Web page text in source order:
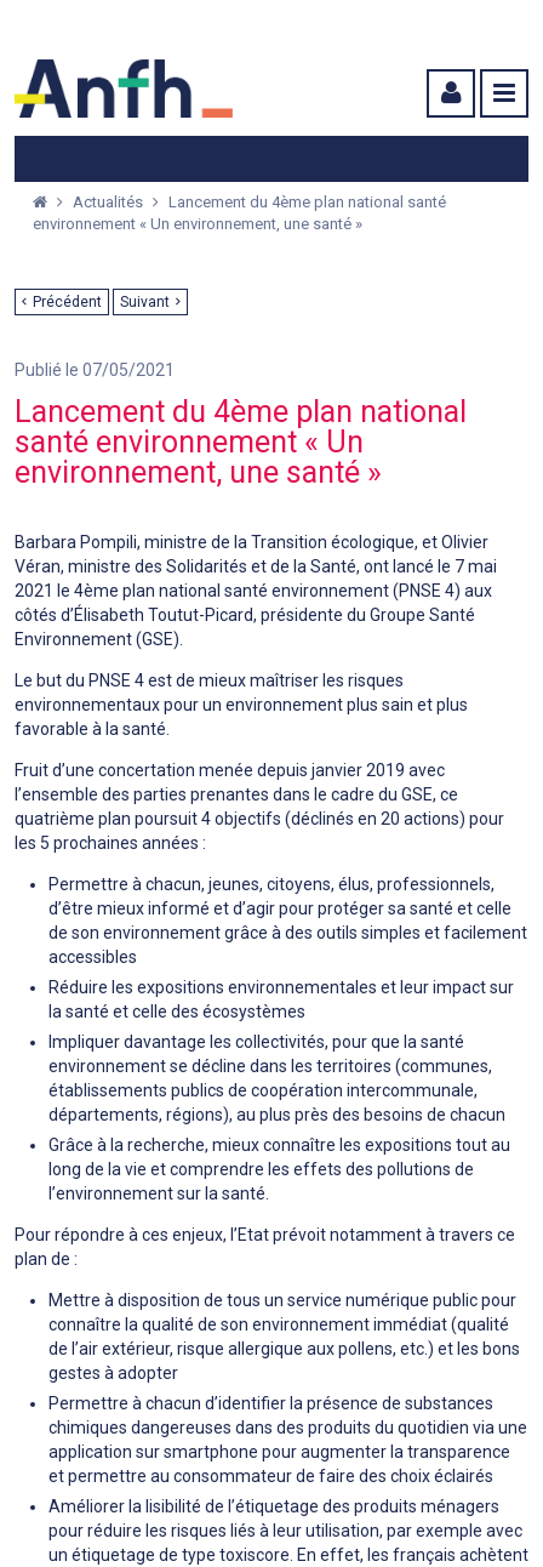
Actualités
Lancement du 4ème plan national santé
environnement « Un environnement, une santé »
Précédent Suivant
Publié le 07/05/2021
Lancement du 4ème plan national
santé environnement « Un
environnement, une santé »
Barbara Pompili, ministre de la Transition écologique, et Olivier
Véran, ministre des Solidarités et de la Santé, ont lancé le 7 mai
2021 le 4ème plan national santé environnement (PNSE 4) aux
côtés d’Élisabeth Toutut-Picard, présidente du Groupe Santé
Environnement (GSE).
Le but du PNSE 4 est de mieux maîtriser les risques
environnementaux pour un environnement plus sain et plus
favorable à la santé.
Fruit d’une concertation menée depuis janvier 2019 avec
l’ensemble des parties prenantes dans le cadre du GSE, ce
quatrième plan poursuit 4 objectifs (déclinés en 20 actions) pour
les 5 prochaines années :
Permettre à chacun, jeunes, citoyens, élus, professionnels,
d’être mieux informé et d’agir pour protéger sa santé et celle
de son environnement grâce à des outils simples et facilement
accessibles
Réduire les expositions environnementales et leur impact sur
la santé et celle des écosystèmes
Impliquer davantage les collectivités, pour que la santé
environnement se décline dans les territoires (communes,
établissements publics de coopération intercommunale,
départements, régions), au plus près des besoins de chacun
Grâce à la recherche, mieux connaître les expositions tout au
long de la vie et comprendre les effets des pollutions de
l’environnement sur la santé.
Pour répondre à ces enjeux, l’Etat prévoit notamment à travers ce
plan de :
Mettre à disposition de tous un service numérique public pour
connaître la qualité de son environnement immédiat (qualité
de l’air extérieur, risque allergique aux pollens, etc.) et les bons
gestes à adopter
Permettre à chacun d’identifier la présence de substances
chimiques dangereuses dans des produits du quotidien via une
application sur smartphone pour augmenter la transparence
et permettre au consommateur de faire des choix éclairés
Améliorer la lisibilité de l’étiquetage des produits ménagers
pour réduire les risques liés à leur utilisation, par exemple avec
un étiquetage de type toxiscore. En effet, les français achètent